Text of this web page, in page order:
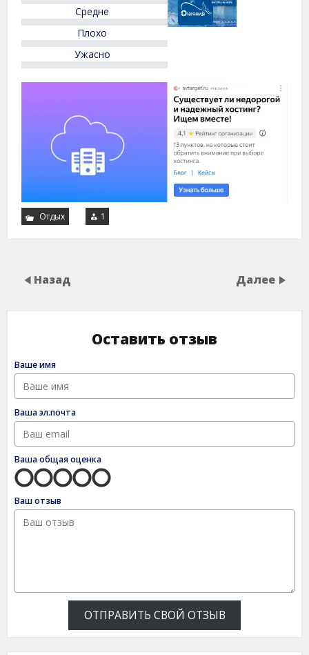
5
Средне
Плохо
Ужасно
Отдых 1
Назад Далее
Оставить отзыв
Ваше имя
Ваша эл.почта
Ваша общая оценка
Ваш отзыв
ОТПРАВИТЬ СВОЙ ОТЗЫВ